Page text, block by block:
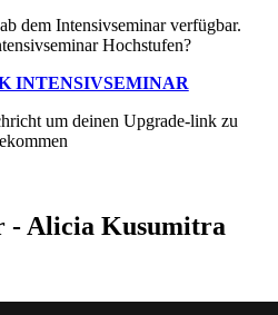
dem Intensivseminar verfügbar.
Hochstufen?
INTENSIVSEMINAR
um deinen Upgrade-link zu
- Alicia Kusumitra